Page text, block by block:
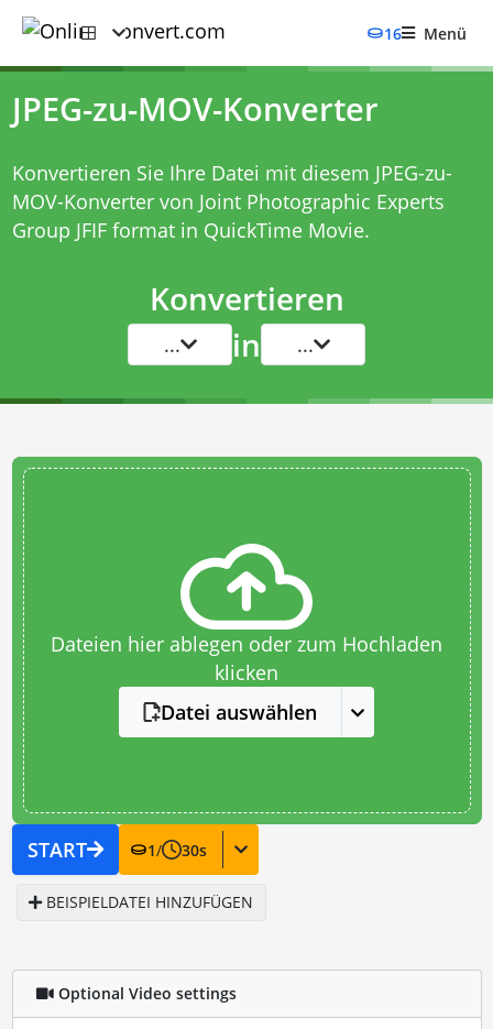
16 Menü
JPEG-zu-MOV-Konverter
Konvertieren Sie Ihre Datei mit diesem JPEG-zu-
MOV-Konvertervon Joint Photographic Experts
Group JFIF format in QuickTime Movie.
Konvertieren
... in ...
Dateien hier ablegen oder zum Hochladen
klicken
Datei auswählen
START 1/ 30s
BEISPIELDATEI HINZUFÜGEN
Optional Video settings